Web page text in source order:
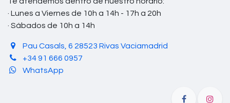
· Lunes a Viernes de 10h a 14h - 17h a 20h
· Sábados de 10h a 14h
Pau Casals, 6 28523 Rivas Vaciamadrid
+34 91 666 0957
WhatsApp